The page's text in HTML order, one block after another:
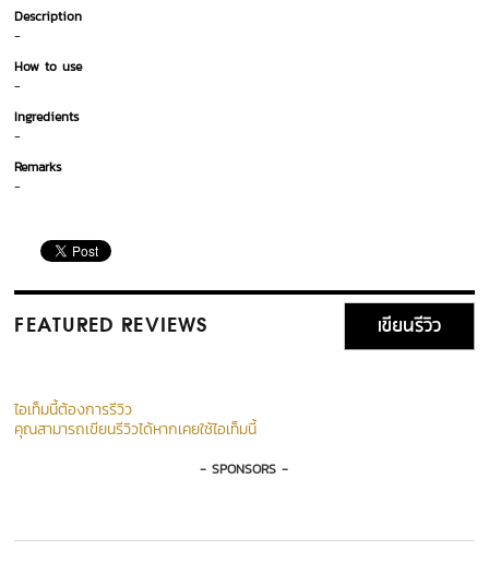
Description
-
How to use
-
Ingredients
-
Remarks
-
FEATURED REVIEWS เขียนรีวิว
ไอเท็มนี้ต้องการรีวิว
คุณสามารถเขียนรีวิวได้หากเคยใช้ไอเท็มนี้
- SPONSORS -